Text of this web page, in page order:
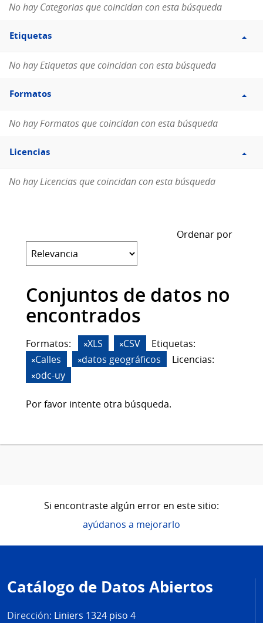
No hay Categorias que coincidan con esta búsqueda
Filtro
Etiquetas
Etiquetas
No hay Etiquetas que coincidan con esta búsqueda
Filtro
Formatos
Formatos
No hay Formatos que coincidan con esta búsqueda
Filtro
Licencias
Licencias
No hay Licencias que coincidan con esta búsqueda
Ordenar por
Conjuntos de datos no
encontrados
Formatos: XLS CSV
Etiquetas:
Calles
datos geográficos
Licencias:
odc-uy
Por favor intente otra búsqueda.
Si encontraste algún error en este sitio:
ayúdanos a mejorarlo
de
página
Catálogo de Datos Abiertos
Dirección: Liniers 1324 piso 4